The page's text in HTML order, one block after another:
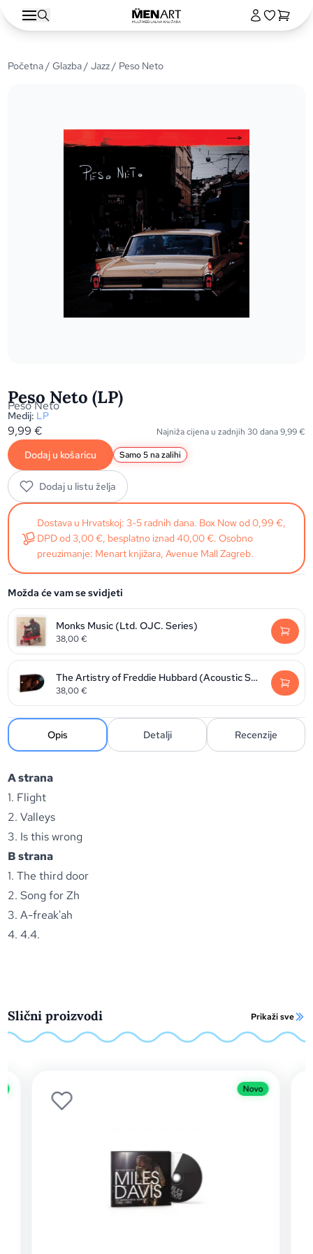
Početna/Glazba/Jazz/ Peso Neto
Peso Neto (LP)
Peso Neto
Medij: LP
9,99€ Najniža cijena u zadnjih 30 dana9,99€
Dodaj u košaricu Samo 5 na zalihi
Dodaj u listu želja
Dostava u Hrvatskoj: 3-5 radnih dana. Box Now od 0,99 €,
DPD od 3,00 €, besplatno iznad 40,00 €. Osobno
preuzimanje: Menart knjižara, Avenue Mall Zagreb.
Možda će vam se svidjeti
Monks Music (Ltd. OJC. Series)
38,00€
The Artistry of Freddie Hubbard (Acoustic Sounds)
38,00€
Opis Detalji Recenzije
A strana
1. Flight
2. Valleys
3. Is this wrong
B strana
1. The third door
2. Song for Zh
3. A-freak'ah
4. 4.4.
Slični proizvodi Prikaži sve
Novo